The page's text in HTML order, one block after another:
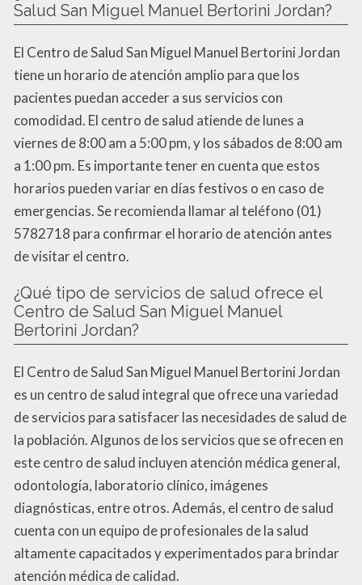
Salud San Miguel Manuel Bertorini Jordan?
El Centro de Salud San Miguel Manuel Bertorini Jordan
tiene un horario de atención amplio para que los
pacientes puedan acceder a sus servicios con
comodidad. El centro de salud atiende de lunes a
viernes de 8:00 am a 5:00 pm, y los sábados de 8:00 am
a 1:00 pm. Es importante tener en cuenta que estos
horarios pueden variar en días festivos o en caso de
emergencias. Se recomienda llamar al teléfono (01)
5782718 para confirmar el horario de atención antes
de visitar el centro.
¿Qué tipo de servicios de salud ofrece el
Centro de Salud San Miguel Manuel
Bertorini Jordan?
El Centro de Salud San Miguel Manuel Bertorini Jordan
es un centro de salud integral que ofrece una variedad
de servicios para satisfacer las necesidades de salud de
la población. Algunos de los servicios que se ofrecen en
este centro de salud incluyen atención médica general,
odontología, laboratorio clínico, imágenes
diagnósticas, entre otros. Además, el centro de salud
cuenta con un equipo de profesionales de la salud
altamente capacitados y experimentados para brindar
atención médica de calidad.